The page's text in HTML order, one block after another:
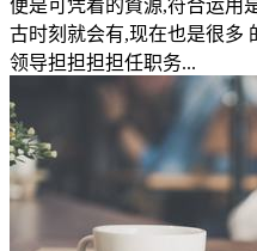
便是可凭着的資源,符合运用
古时刻就会有,现在也是很多
领导担担担担任职务...